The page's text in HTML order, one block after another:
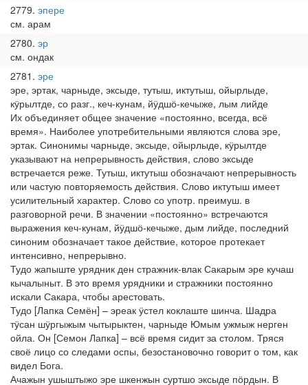
2779 эпере
см. арам
2780 эр
см. ондак
2781 эре
эре, эртак, чарныде, эксыде, тутыш, иктутыш, ойырлыде,
кӱрылтде, со разг., кеч-кунам, йӱдшӧ-кечыже, лым лийде
Их объединяет общее значение «постоянно, всегда, всё
время». Наиболее употребительными являются слова эре,
эртак. Синонимы чарныде, эксыде, ойырлыде, кӱрылтде
указывают на непрерывность действия, слово эксыде
встречается реже. Тутыш, иктутыш обозначают непрерывность
или частую повторяемость действия. Слово иктутыш имеет
усилительный характер. Слово со употр. преимуш. в
разговорной речи. В значении «постоянно» встречаются
выражения кеч-кунам, йӱдшӧ-кечыже, дым лийде, последний
синоним обозначает такое действие, которое протекает
интенсивно, непрерывно.
Тудо жапыште урядник ден стражник-влак Сакарым эре кучаш
кычалыныт. В это время урядники и стражники постоянно
искали Сакара, чтобы арестовать.
Тудо [Лапка Семён] – эреак ӱстел коклаште шинча. Шадра
тӱсан шӱргыжым чытырыктен, чарныде Юмым ужмыж нерген
ойла. Он [Семон Лапка] – всё время сидит за столом. Тряся
своё лицо со следами оспы, безостановочно говорит о том, как
видел Бога.
Ачажын ушыштыжо эре шкенжын суртшо эксыде пӧрдын. В